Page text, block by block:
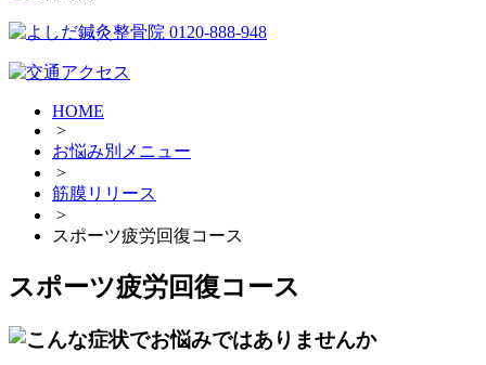
HOME
>
お悩み別メニュー
>
筋膜リリース
>
スポーツ疲労回復コース
スポーツ疲労回復コース